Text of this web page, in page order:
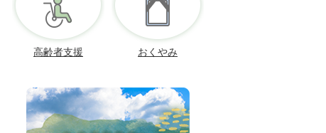
高齢者支援 おくやみ
お
か
え